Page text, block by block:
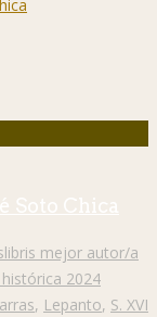
Soto Chica
mejor autor/a
2024
, Lepanto, S. XVI